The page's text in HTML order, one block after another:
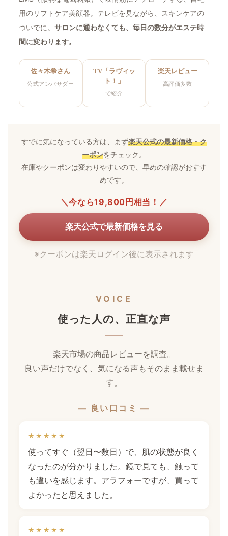
用のリフトケア美顔器。テレビを見ながら、スキンケアの
ついでに。 サロンに通わなくても、毎日の数分がエステ時
間に変わります。
佐々木希さん
公式アンバサダー
TV「ラヴィッ
ト！」
で紹介
楽天レビュー
高評価多数
すでに気になっている方は、まず楽天公式の最新価格・ク
ーポンをチェック。
在庫やクーポンは変わりやすいので、早めの確認がおすす
めです。
＼今なら19,800円相当！／
楽天公式で最新価格を見る
※クーポンは楽天ログイン後に表示されます
VOICE
使った人の、正直な声
楽天市場の商品レビューを調査。
良い声だけでなく、気になる声もそのまま載せま
す。
— 良い口コミ —
★★★★★
使ってすぐ（翌日〜数日）で、肌の状態が良く
なったのが分かりました。鏡で見ても、触って
も違いを感じます。アラフォーですが、買って
よかったと思えました。
★★★★★